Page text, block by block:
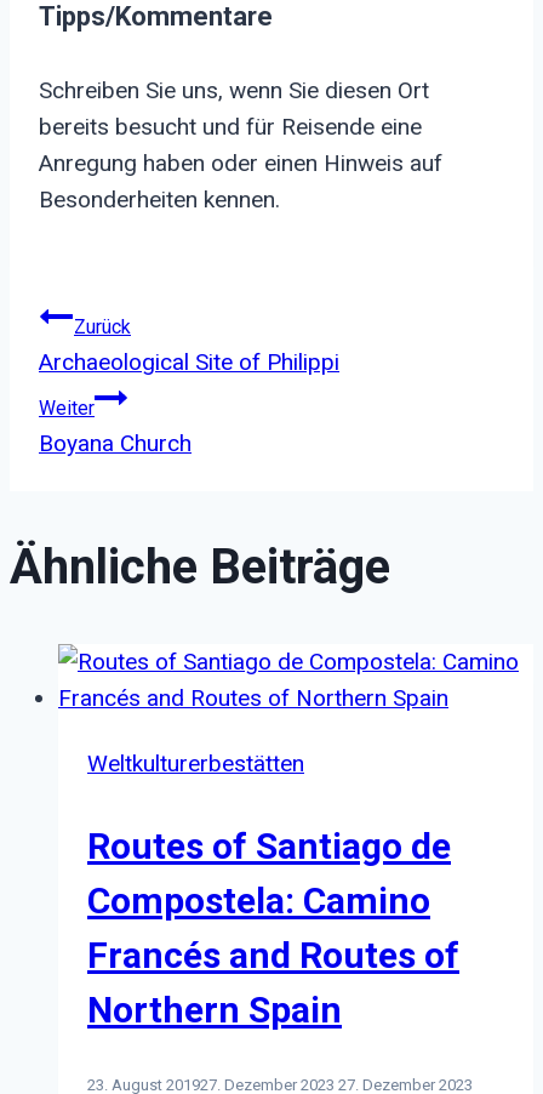
Tipps/Kommentare
Schreiben Sie uns, wenn Sie diesen Ort
bereits besucht und für Reisende eine
Anregung haben oder einen Hinweis auf
Besonderheiten kennen.
Beitragsnavigation
Zurück
Archaeological Site of Philippi
Weiter
Boyana Church
Ähnliche Beiträge
Weltkulturerbestätten
Routes of Santiago de
Compostela: Camino
Francés and Routes of
Northern Spain
23. August 201927. Dezember 2023 27. Dezember 2023